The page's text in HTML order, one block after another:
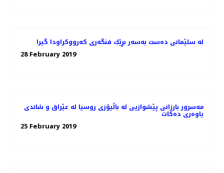
له‌ سلێمانی ده‌ست به‌سه‌ر بڕێك فنگه‌ری كه‌رووكراودا گیرا
28 February 2019
مه‌سرور بارزانی پێشوازیی لە باڵیۆزی روسیا لە عێراق و شاندی
یاوه‌ری ده‌كات
25 February 2019